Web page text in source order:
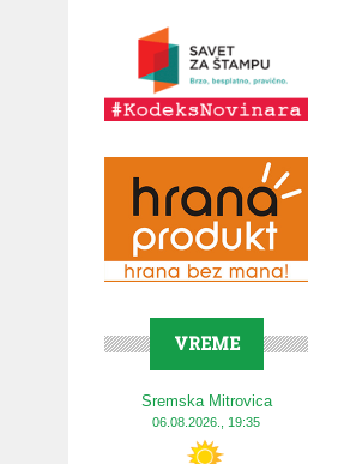
VREME
Sremska Mitrovica
06.08.2026., 19:35